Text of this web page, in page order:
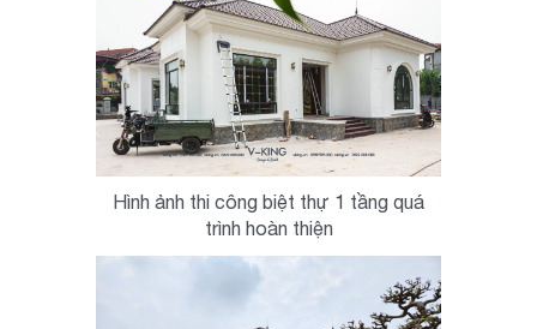
Hình ảnh thi công biệt thự 1 tầng quá
trình hoàn thiện